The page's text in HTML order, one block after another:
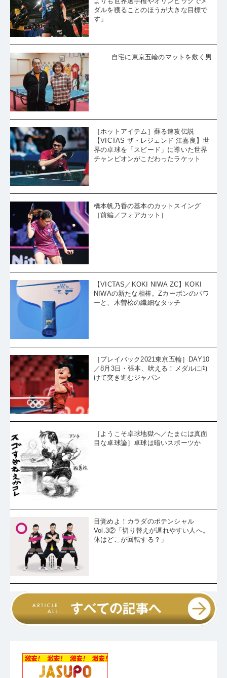
ダルを獲ることのほうが大きな目標で
す」
自宅に東京五輪のマットを敷く男
［ホットアイテム］蘇る速攻伝説
【VICTAS ザ・レジェンド 江嘉良】世
界の卓球を「スピード」に導いた世界
チャンピオンがこだわったラケット
橋本帆乃香の基本のカットスイング
［前編／フォアカット］
【VICTAS／KOKI NIWA ZC】KOKI
NIWAの新たな相棒。Zカーボンのパワ
ーと、木曽桧の繊細なタッチ
［プレイバック2021東京五輪］DAY10
／8月3日・張本、吠える！メダルに向
けて突き進むジャパン
［ようこそ卓球地獄へ／たまには真面
目な卓球論］卓球は暗いスポーツか
目覚めよ！カラダのポテンシャル
Vol.3②「切り替えが遅れやすい人へ。
体はどこが回転する？」